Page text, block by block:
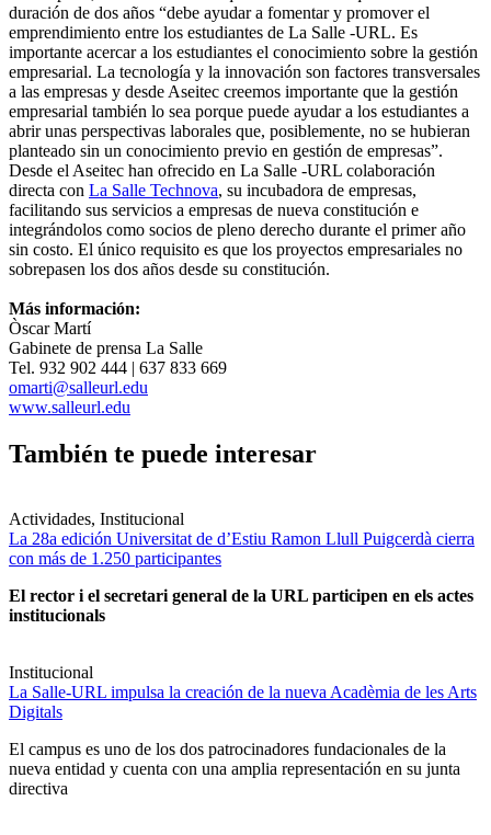
duración de dos años “debe ayudar a fomentar y promover el
emprendimiento entre los estudiantes de La Salle -URL. Es
importante acercar a los estudiantes el conocimiento sobre la gestión
empresarial. La tecnología y la innovación son factores transversales
a las empresas y desde Aseitec creemos importante que la gestión
empresarial también lo sea porque puede ayudar a los estudiantes a
abrir unas perspectivas laborales que, posiblemente, no se hubieran
planteado sin un conocimiento previo en gestión de empresas”.
Desde el Aseitec han ofrecido en La Salle -URL colaboración
directa con La Salle Technova, su incubadora de empresas,
facilitando sus servicios a empresas de nueva constitución e
integrándolos como socios de pleno derecho durante el primer año
sin costo. El único requisito es que los proyectos empresariales no
sobrepasen los dos años desde su constitución.
Más información:
Òscar Martí
Gabinete de prensa La Salle
Tel. 932 902 444 | 637 833 669
omarti@salleurl.edu
www.salleurl.edu
También te puede interesar
Actividades, Institucional
La 28a edición Universitat de d’Estiu Ramon Llull Puigcerdà cierra
con más de 1.250 participantes
El rector i el secretari general de la URL participen en els actes
institucionals
Institucional
La Salle-URL impulsa la creación de la nueva Acadèmia de les Arts
Digitals
El campus es uno de los dos patrocinadores fundacionales de la
nueva entidad y cuenta con una amplia representación en su junta
directiva